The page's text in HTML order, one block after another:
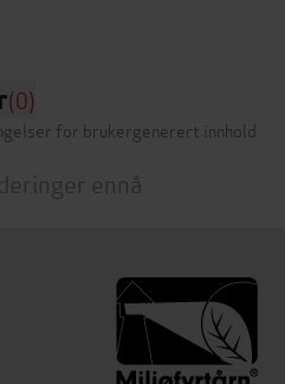
(0)
for brukergenerert innhold
ennå